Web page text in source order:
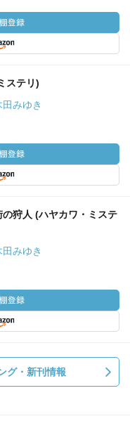
ステリ)
みゆき
狩人 (ハヤカワ・ミステ
みゆき
グ・新刊情報